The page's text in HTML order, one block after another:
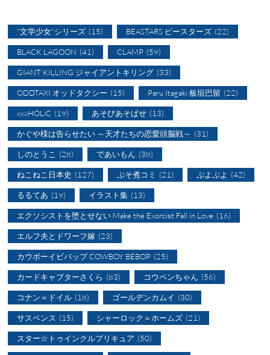
"文学少女"シリーズ (15) BEASTARS ビースターズ (22)
BLACK LAGOON (41) CLAMP (59)
GIANT KILLING ジャイアントキリング (33)
ODDTAXI オッドタクシー (15) Paru Itagaki 板垣巴留 (22)
xxxHOLiC (19) あそびあそばせ (13)
かぐや様は告らせたい ～天才たちの恋愛頭脳戦～ (31)
しのとうこ (28) であいもん (38)
ねこねこ日本史 (127) ぷそ煮コミ (21) ぷよぷよ (42)
るるてあ (19) イラスト集 (13)
エクソシストを堕とせない Make the Exorcist Fall in Love (16)
エルフ夫とドワーフ嫁 (23)
カウボーイビバップ COWBOY BEBOP (25)
カードキャプターさくら (83) コウペンちゃん (56)
コナン＝ドイル (18) ゴールデンカムイ (30)
サスペンス (15) シャーロック＝ホームズ (21)
スター☆トゥインクルプリキュア (50)